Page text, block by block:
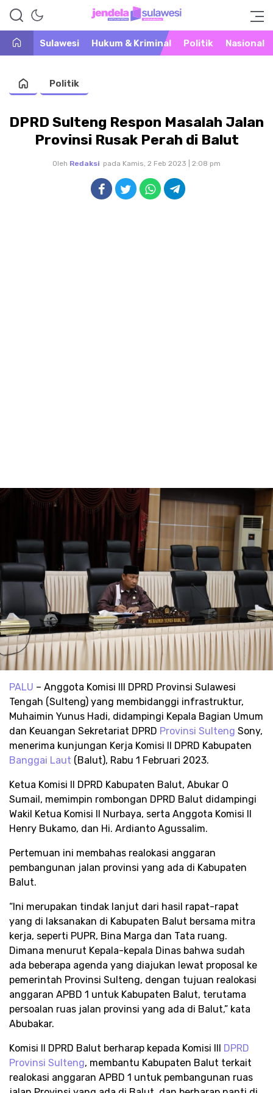
Jendela Sulawesi
Warta Peristiwa di Khatulistiwa
Sulawesi
Hukum & Kriminal Politik Nasional
Politik
DPRD Sulteng Respon Masalah Jalan
Provinsi Rusak Perah di Balut
Oleh Redaksi pada Kamis, 2 Feb 2023 | 2:08 pm
PALU – Anggota Komisi III DPRD Provinsi Sulawesi
Tengah (Sulteng) yang membidanggi infrastruktur,
Muhaimin Yunus Hadi, didampingi Kepala Bagian Umum
dan Keuangan Sekretariat DPRD Provinsi Sulteng Sony,
menerima kunjungan Kerja Komisi II DPRD Kabupaten
Banggai Laut (Balut), Rabu 1 Februari 2023.
Ketua Komisi II DPRD Kabupaten Balut, Abukar O
Sumail, memimpin rombongan DPRD Balut didampingi
Wakil Ketua Komisi II Nurbaya, serta Anggota Komisi II
Henry Bukamo, dan Hi. Ardianto Agussalim.
Pertemuan ini membahas realokasi anggaran
pembangunan jalan provinsi yang ada di Kabupaten
Balut.
“Ini merupakan tindak lanjut dari hasil rapat-rapat
yang di laksanakan di Kabupaten Balut bersama mitra
kerja, seperti PUPR, Bina Marga dan Tata ruang.
Dimana menurut Kepala-kepala Dinas bahwa sudah
ada beberapa agenda yang diajukan lewat proposal ke
pemerintah Provinsi Sulteng, dengan tujuan realokasi
anggaran APBD 1 untuk Kabupaten Balut, terutama
persoalan ruas jalan provinsi yang ada di Balut,” kata
Abubakar.
Komisi II DPRD Balut berharap kepada Komisi III DPRD
Provinsi Sulteng, membantu Kabupaten Balut terkait
realokasi anggaran APBD 1 untuk pembangunan ruas